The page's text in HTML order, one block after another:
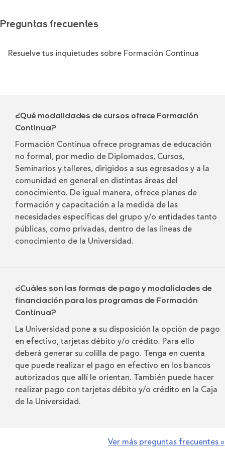
Preguntas frecuentes
Resuelve tus inquietudes sobre Formación Continua
¿Qué modalidades de cursos ofrece Formación
Continua?
Formación Continua ofrece programas de educación
no formal, por medio de Diplomados, Cursos,
Seminarios y talleres, dirigidos a sus egresados y a la
comunidad en general en distintas áreas del
conocimiento. De igual manera, ofrece planes de
formación y capacitación a la medida de las
necesidades específicas del grupo y/o entidades tanto
públicas, como privadas, dentro de las líneas de
conocimiento de la Universidad.
¿Cuáles son las formas de pago y modalidades de
financiación para los programas de Formación
Continua?
La Universidad pone a su disposición la opción de pago
en efectivo, tarjetas débito y/o crédito. Para ello
deberá generar su colilla de pago. Tenga en cuenta
que puede realizar el pago en efectivo en los bancos
autorizados que allí le orientan. También puede hacer
realizar pago con tarjetas débito y/o crédito en la Caja
de la Universidad.
Ver más preguntas frecuentes »